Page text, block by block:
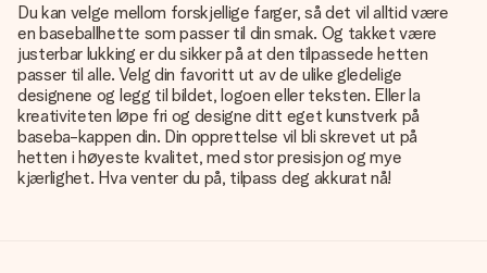
Du kan velge mellom forskjellige farger, så det vil alltid være
en baseballhette som passer til din smak. Og takket være
justerbar lukking er du sikker på at den tilpassede hetten
passer til alle. Velg din favoritt ut av de ulike gledelige
designene og legg til bildet, logoen eller teksten. Eller la
kreativiteten løpe fri og designe ditt eget kunstverk på
baseba-kappen din. Din opprettelse vil bli skrevet ut på
hetten i høyeste kvalitet, med stor presisjon og mye
kjærlighet. Hva venter du på, tilpass deg akkurat nå!